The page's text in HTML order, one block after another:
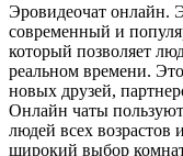
Эрoвидeoчaт oнлaйн.
современный и
который позволяет
реальном времени.
новых друзей,
Онлайн чаты
людей всех
широкий выбор